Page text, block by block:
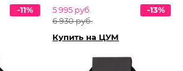
-11%
5 995 руб.
6 930 руб.
-13%
Купить на ЦУМ